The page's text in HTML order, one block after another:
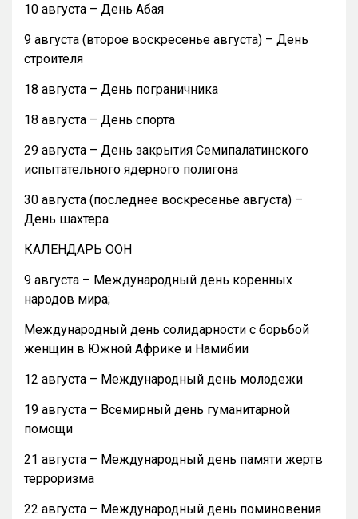
10 августа – День Абая
9 августа (второе воскресенье августа) – День
строителя
18 августа – День пограничника
18 августа – День спорта
29 августа – День закрытия Семипалатинского
испытательного ядерного полигона
30 августа (последнее воскресенье августа) –
День шахтера
КАЛЕНДАРЬ ООН
9 августа – Международный день коренных
народов мира;
Международный день солидарности с борьбой
женщин в Южной Африке и Намибии
12 августа – Международный день молодежи
19 августа – Всемирный день гуманитарной
помощи
21 августа – Международный день памяти жертв
терроризма
22 августа – Международный день поминовения